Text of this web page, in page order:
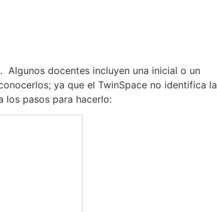
Algunos docentes incluyen una inicial o un
ya que el TwinSpace no identifica la
los pasos para hacerlo: